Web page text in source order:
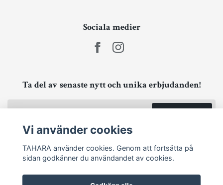
Sociala medier
Ta del av senaste nytt och unika erbjudanden!
Vi använder cookies
TAHARA använder cookies. Genom att fortsätta på
sidan godkänner du användandet av cookies.